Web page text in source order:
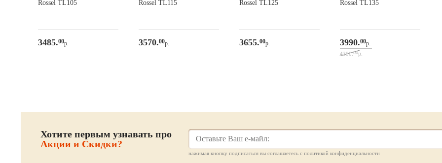
Rossel TL105
3485.00р.
Rossel TL115
3570.00р.
Rossel TL125
3655.00р.
Rossel TL135
3990.00р.
4390.00р.
Хотите первым узнавать про
Акции и Скидки?
нажимая кнопку подписаться вы соглашаетесь с политикой конфиденциальности